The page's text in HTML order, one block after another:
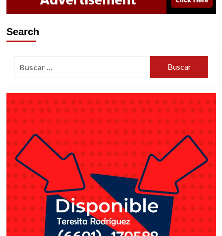
un
concurso
popularidad
Search